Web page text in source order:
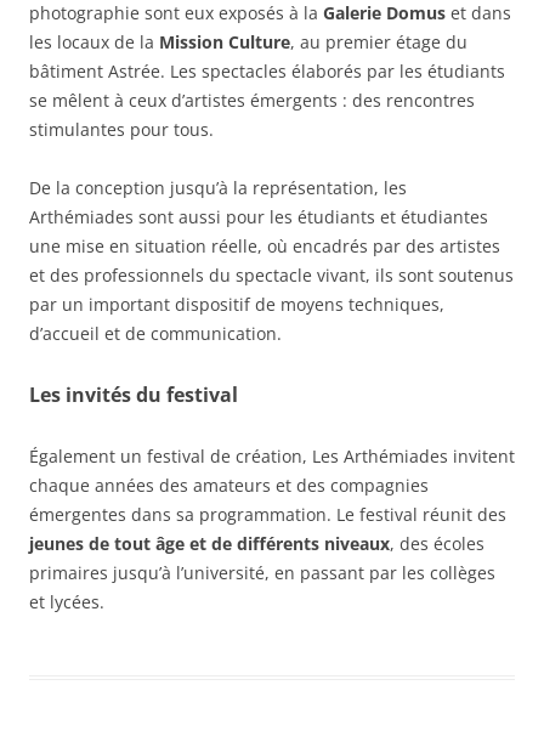
photographie sont eux exposés à la Galerie Domus et dans
les locaux de la Mission Culture, au premier étage du
bâtiment Astrée. Les spectacles élaborés par les étudiants
se mêlent à ceux d’artistes émergents : des rencontres
stimulantes pour tous.
De la conception jusqu’à la représentation, les
Arthémiades sont aussi pour les étudiants et étudiantes
une mise en situation réelle, où encadrés par des artistes
et des professionnels du spectacle vivant, ils sont soutenus
par un important dispositif de moyens techniques,
d’accueil et de communication.
Les invités du festival
Également un festival de création, Les Arthémiades invitent
chaque années des amateurs et des compagnies
émergentes dans sa programmation. Le festival réunit des
jeunes de tout âge et de différents niveaux, des écoles
primaires jusqu’à l’université, en passant par les collèges
et lycées.